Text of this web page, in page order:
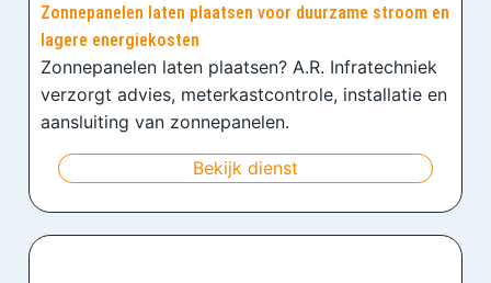
Zonnepanelen laten plaatsen voor duurzame stroom en
lagere energiekosten
Zonnepanelen laten plaatsen? A.R. Infratechniek
verzorgt advies, meterkastcontrole, installatie en
aansluiting van zonnepanelen.
Bekijk dienst